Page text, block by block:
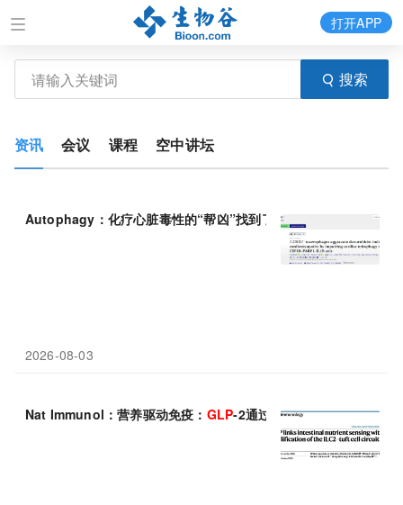
搜索
打开APP
资讯 会议 课程 空中讲坛
Autophagy：化疗心脏毒性的“帮凶”找到了，上海交通大学邵琴
2026-08-03
Nat Immunol：营养驱动免疫： GLP-2通过成纤维细胞重塑